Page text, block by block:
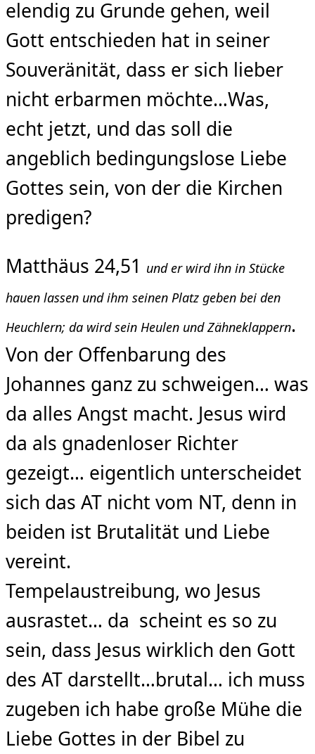
elendig zu Grunde gehen, weil
Gott entschieden hat in seiner
Souveränität, dass er sich lieber
nicht erbarmen möchte…Was,
echt jetzt, und das soll die
angeblich bedingungslose Liebe
Gottes sein, von der die Kirchen
predigen?
Matthäus 24,51 und er wird ihn in Stücke
hauen lassen und ihm seinen Platz geben bei den
Heuchlern; da wird sein Heulen und Zähneklappern.
Von der Offenbarung des
Johannes ganz zu schweigen… was
da alles Angst macht. Jesus wird
da als gnadenloser Richter
gezeigt… eigentlich unterscheidet
sich das AT nicht vom NT, denn in
beiden ist Brutalität und Liebe
vereint.
Tempelaustreibung, wo Jesus
ausrastet… da scheint es so zu
sein, dass Jesus wirklich den Gott
des AT darstellt…brutal… ich muss
zugeben ich habe große Mühe die
Liebe Gottes in der Bibel zu